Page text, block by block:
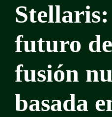
futuro
fusión
basada